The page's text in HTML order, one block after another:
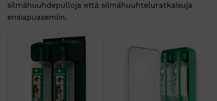
silmähuuhdepulloja että silmähuuhteluratkaisuja
ensiapuasemiin.